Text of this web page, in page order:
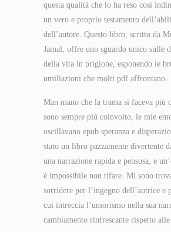
questa qualità che lo ha reso così
un vero e proprio testamento
dell’autore. Questo libro, scritto da
Jamal, offre uno sguardo unico sulle
della vita in prigione, esponendo le
umiliazioni che molti pdf affrontano.
Man mano che la trama si faceva più
sono sempre più coinvolto, le mie
oscillavano epub speranza e
stato un libro pazzamente divertente
una narrazione rapida e pensosa, e
è impossibile non tifare. Mi sono
sorridere per l’ingegno dell’autrice e
cui intreccia l’umorismo nella sua
cambiamento rinfrescante rispetto